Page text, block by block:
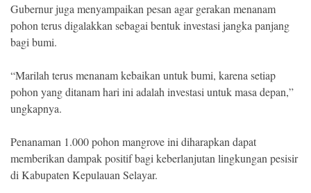
Gubernur juga menyampaikan pesan agar gerakan menanam
pohon terus digalakkan sebagai bentuk investasi jangka panjang
bagi bumi.
“Marilah terus menanam kebaikan untuk bumi, karena setiap
pohon yang ditanam hari ini adalah investasi untuk masa depan,”
ungkapnya.
Penanaman 1.000 pohon mangrove ini diharapkan dapat
memberikan dampak positif bagi keberlanjutan lingkungan pesisir
di Kabupaten Kepulauan Selayar.